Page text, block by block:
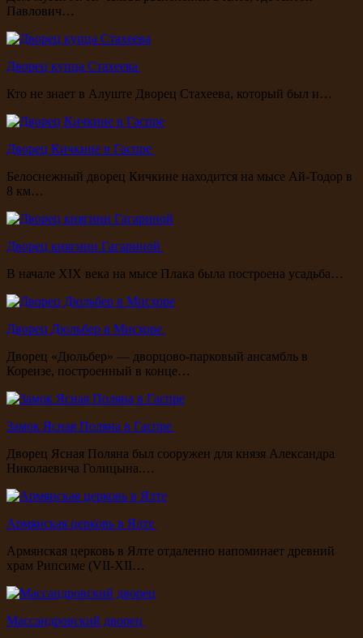
Павлович…
Дворец купца Стахеева
Кто не знает в Алуште Дворец Стахеева, который был и…
Дворец Кичкине в Гаспре
Белоснежный дворец Кичкине находится на мысе Ай-Тодор в
8 км…
Дворец княгини Гагариной
В начале XIX века на мысе Плака была построена усадьба…
Дворец Дюльбер в Мисхоре
Дворец «Дюльбер» — дворцово-парковый ансамбль в
Кореизе, построенный в конце…
Замок Ясная Поляна в Гаспре
Дворец Ясная Поляна был сооружен для князя Александра
Николаевича Голицына.…
Армянская церковь в Ялте
Армянская церковь в Ялте отдаленно напоминает древний
храм Рипсиме (VII-XII…
Массандровский дворец